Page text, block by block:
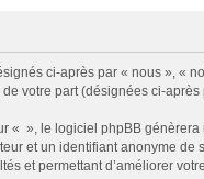
ci-après par « nous », «
votre part (désignées ci-
», le logiciel phpBB
et un identifiant anonyme
et permettant d’améliorer